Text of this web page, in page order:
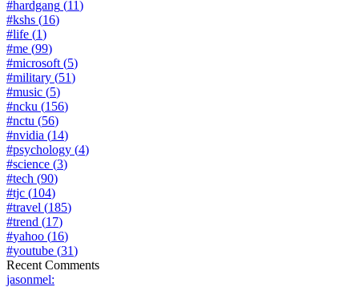
#hardgang (11)
#kshs (16)
#life (1)
#me (99)
#microsoft (5)
#military (51)
#music (5)
#ncku (156)
#nctu (56)
#nvidia (14)
#psychology (4)
#science (3)
#tech (90)
#tjc (104)
#travel (185)
#trend (17)
#yahoo (16)
#youtube (31)
Recent Comments
jasonmel: